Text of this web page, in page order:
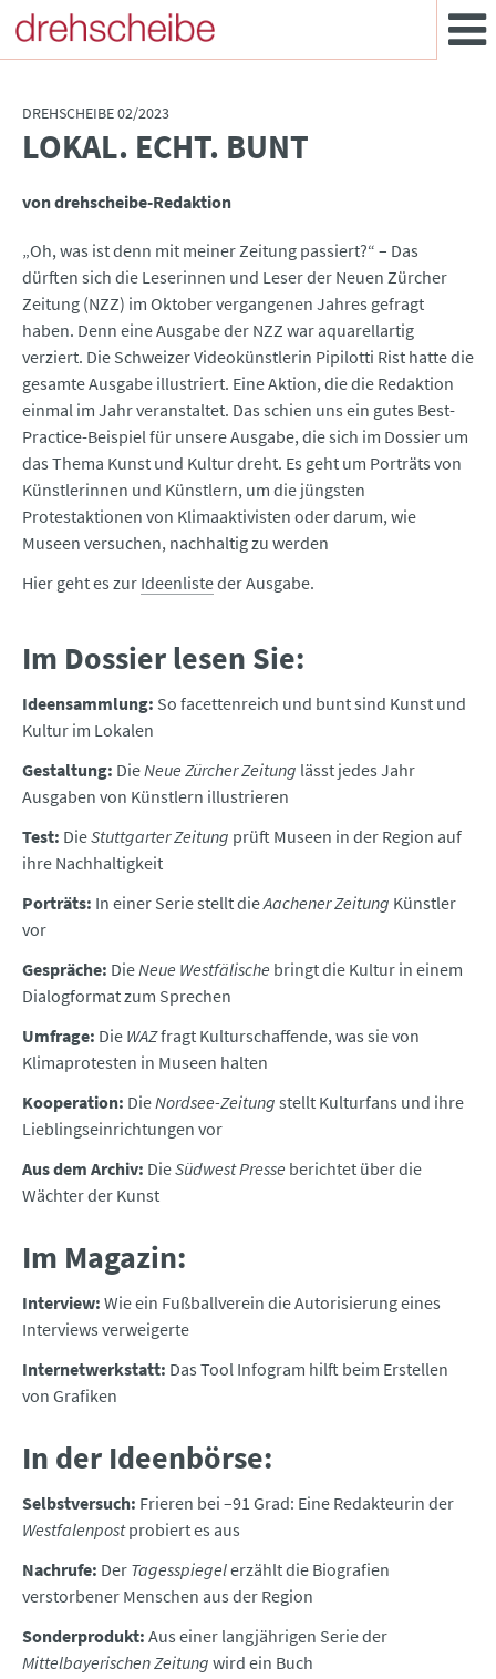
DREHSCHEIBE 02/2023
:LOKAL. ECHT. BUNT
von drehscheibe-Redaktion
„Oh, was ist denn mit meiner Zeitung passiert?“ – Das
dürften sich die Leserinnen und Leser der Neuen Zürcher
Zeitung (NZZ) im Oktober vergangenen Jahres gefragt
haben. Denn eine Ausgabe der NZZ war aquarellartig
verziert. Die Schweizer Videokünstlerin Pipilotti Rist hatte die
gesamte Ausgabe illustriert. Eine Aktion, die die Redaktion
einmal im Jahr veranstaltet. Das schien uns ein gutes Best-
Practice-Beispiel für unsere Ausgabe, die sich im Dossier um
das Thema Kunst und Kultur dreht. Es geht um Porträts von
Künstlerinnen und Künstlern, um die jüngsten
Protestaktionen von Klimaaktivisten oder darum, wie
Museen versuchen, nachhaltig zu werden
Hier geht es zur Ideenlisteder Ausgabe.
Im Dossier lesen Sie:
Ideensammlung: So facettenreich und bunt sind Kunst und
Kultur im Lokalen
Gestaltung: DieNeue Zürcher Zeitung lässt jedes Jahr
Ausgaben von Künstlern illustrieren
Test: DieStuttgarter Zeitung prüft Museen in der Region auf
ihre Nachhaltigkeit
Porträts: In einer Serie stellt dieAachener Zeitung Künstler
vor
Gespräche: DieNeue Westfälische bringt die Kultur in einem
Dialogformat zum Sprechen
Umfrage: Die WAZfragt Kulturschaffende, was sie von
Klimaprotesten in Museen halten
Kooperation: DieNordsee-Zeitung stellt Kulturfans und ihre
Lieblingseinrichtungen vor
Aus dem Archiv: DieSüdwest Presse berichtet über die
Wächter der Kunst
Im Magazin:
Interview: Wie ein Fußballverein die Autorisierung eines
Interviews verweigerte
Internetwerkstatt: Das Tool Infogram hilft beim Erstellen
von Grafiken
In der Ideenbörse:
Selbstversuch: Frieren bei –91 Grad: Eine Redakteurin der
Westfalenpostprobiert es aus
Nachrufe: Der Tagesspiegelerzählt die Biografien
verstorbener Menschen aus der Region
Sonderprodukt: Aus einer langjährigen Serie der
Mittelbayerischen Zeitung wird ein Buch